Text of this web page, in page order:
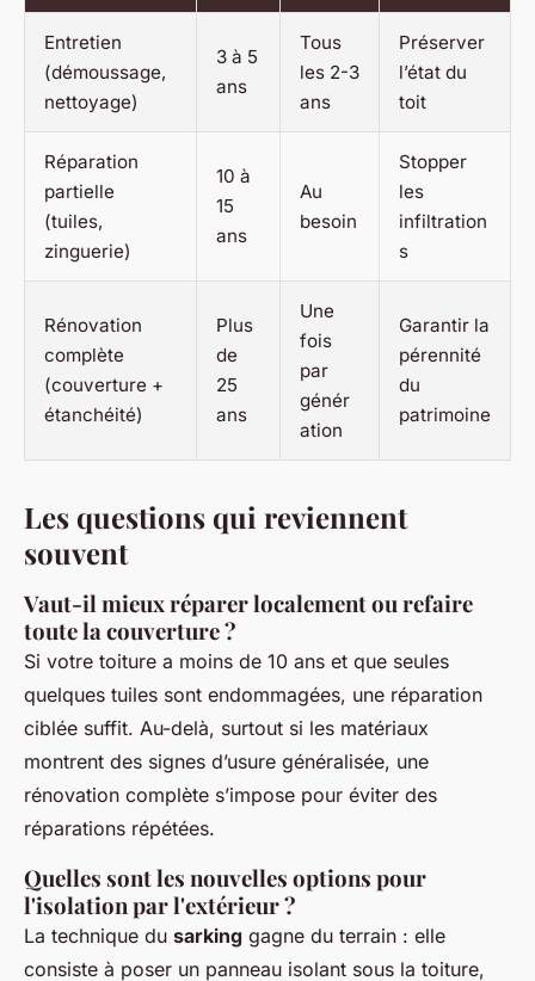
Entretien
(démoussage,
nettoyage)
3 à 5
ans
Tous
les 2-3
ans
Préserver
l’état du
toit
Réparation
partielle
(tuiles,
zinguerie)
10 à
15
ans
Au
besoin
Stopper
les
infiltration
s
Rénovation
complète
(couverture +
étanchéité)
Plus
de
25
ans
Une
fois
par
génér
ation
Garantir la
pérennité
du
patrimoine
Les questions qui reviennent
souvent
Vaut-il mieux réparer localement ou refaire
toute la couverture ?
Si votre toiture a moins de 10 ans et que seules
quelques tuiles sont endommagées, une réparation
ciblée suffit. Au-delà, surtout si les matériaux
montrent des signes d’usure généralisée, une
rénovation complète s’impose pour éviter des
réparations répétées.
Quelles sont les nouvelles options pour
l'isolation par l'extérieur ?
La technique du sarking gagne du terrain : elle
consiste à poser un panneau isolant sous la toiture,